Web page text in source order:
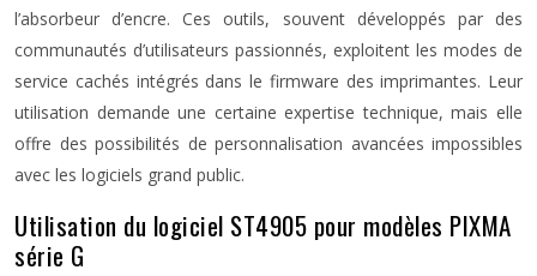
l’absorbeur d’encre. Ces outils, souvent développés par des
communautés d’utilisateurs passionnés, exploitent les modes de
service cachés intégrés dans le firmware des imprimantes. Leur
utilisation demande une certaine expertise technique, mais elle
offre des possibilités de personnalisation avancées impossibles
avec les logiciels grand public.
Utilisation du logiciel ST4905 pour modèles PIXMA
série G